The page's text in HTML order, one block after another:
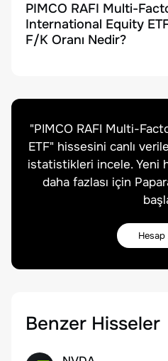
PIMCO RAFI Multi-
International Equity
F/K Oranı Nedir?
"PIMCO RAFI Multi-
ETF" hissesini canlı
istatistikleri incele. Yeni
daha fazlası için
Hesap
Benzer Hisseler